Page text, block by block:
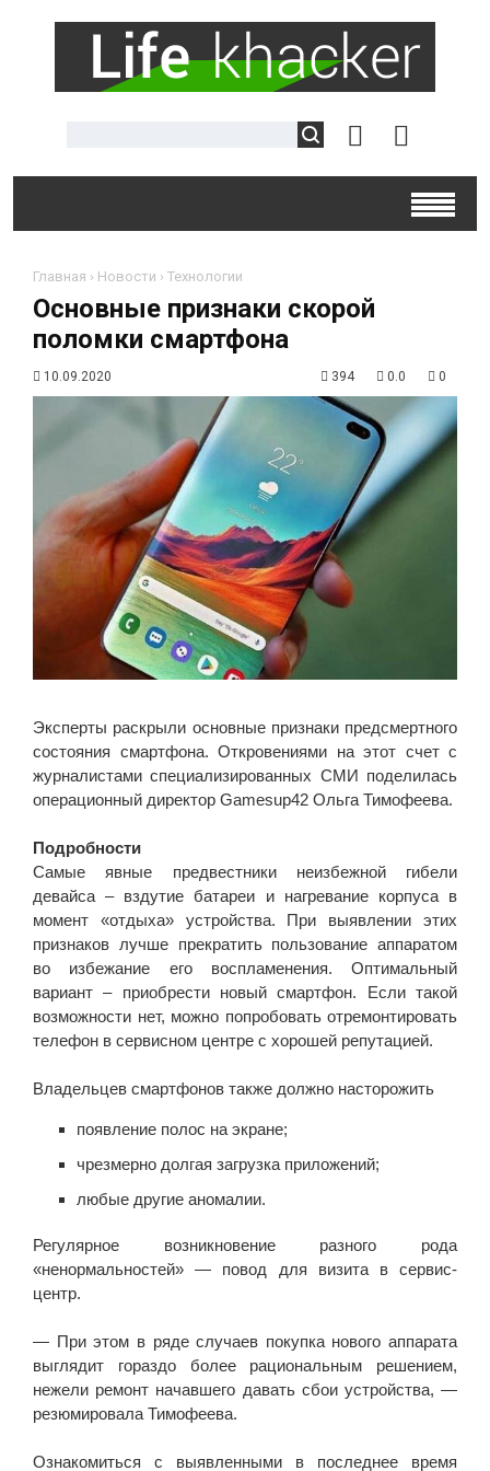
Главная › Новости › Технологии
Основные признаки скорой
поломки смартфона
10.09.2020 394 0.0 0
Эксперты раскрыли основные признаки предсмертного
состояния смартфона. Откровениями на этот счет с
журналистами специализированных СМИ поделилась
операционный директор Gamesup42 Ольга Тимофеева.
Подробности
Самые явные предвестники неизбежной гибели
девайса – вздутие батареи и нагревание корпуса в
момент «отдыха» устройства. При выявлении этих
признаков лучше прекратить пользование аппаратом
во избежание его воспламенения. Оптимальный
вариант – приобрести новый смартфон. Если такой
возможности нет, можно попробовать отремонтировать
телефон в сервисном центре с хорошей репутацией.
Владельцев смартфонов также должно насторожить
появление полос на экране;
чрезмерно долгая загрузка приложений;
любые другие аномалии.
Регулярное возникновение разного рода
«ненормальностей» — повод для визита в сервис-
центр.
— При этом в ряде случаев покупка нового аппарата
выглядит гораздо более рациональным решением,
нежели ремонт начавшего давать сбои устройства, —
резюмировала Тимофеева.
Ознакомиться с выявленными в последнее время